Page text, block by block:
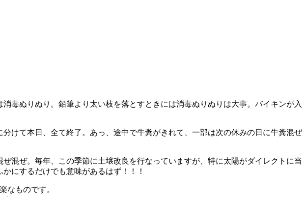
毒ぬりぬり。鉛筆より太い枝を落とすときには消毒ぬりぬりは大事。バイキンが入
けて本日、全て終了。あっ、途中で牛糞がきれて、一部は次の休みの日に牛糞混ぜ
混ぜ。毎年、この季節に土壌改良を行なっていますが、特に太陽がダイレクトに当
にするだけでも意味があるはず！！！
なものです。